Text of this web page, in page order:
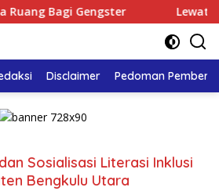
Bagi Gengster Lewat
Disclaimer Pedoman
Sosialisasi Literasi Inklusi
Bengkulu Utara